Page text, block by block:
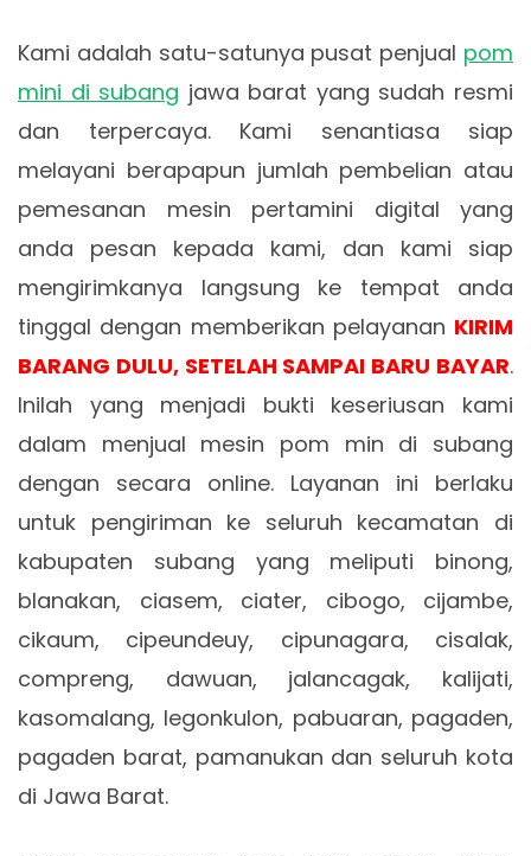
Kami adalah satu-satunya pusat penjual pom
mini di subang jawa barat yang sudah resmi
dan terpercaya. Kami senantiasa siap
melayani berapapun jumlah pembelian atau
pemesanan mesin pertamini digital yang
anda pesan kepada kami, dan kami siap
mengirimkanya langsung ke tempat anda
tinggal dengan memberikan pelayanan KIRIM
BARANG DULU, SETELAH SAMPAI BARU BAYAR.
Inilah yang menjadi bukti keseriusan kami
dalam menjual mesin pom min di subang
dengan secara online. Layanan ini berlaku
untuk pengiriman ke seluruh kecamatan di
kabupaten subang yang meliputi binong,
blanakan, ciasem, ciater, cibogo, cijambe,
cikaum, cipeundeuy, cipunagara, cisalak,
compreng, dawuan, jalancagak, kalijati,
kasomalang, legonkulon, pabuaran, pagaden,
pagaden barat, pamanukan dan seluruh kota
di Jawa Barat.